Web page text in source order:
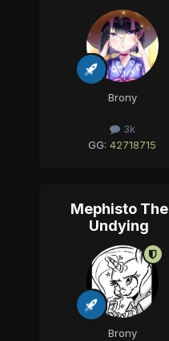
Brony
3k
GG:42718715
Mephisto The
Undying
Brony